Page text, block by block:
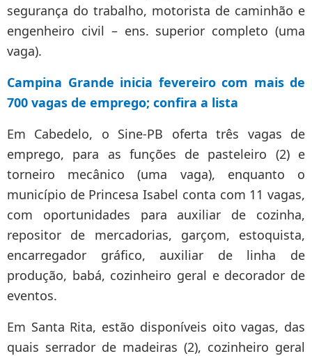
segurança do trabalho, motorista de caminhão e
engenheiro civil – ens. superior completo (uma
vaga).
Campina Grande inicia fevereiro com mais de
700 vagas de emprego; confira a lista
Em Cabedelo, o Sine-PB oferta três vagas de
emprego, para as funções de pasteleiro (2) e
torneiro mecânico (uma vaga), enquanto o
município de Princesa Isabel conta com 11 vagas,
com oportunidades para auxiliar de cozinha,
repositor de mercadorias, garçom, estoquista,
encarregador gráfico, auxiliar de linha de
produção, babá, cozinheiro geral e decorador de
eventos.
Em Santa Rita, estão disponíveis oito vagas, das
quais serrador de madeiras (2), cozinheiro geral